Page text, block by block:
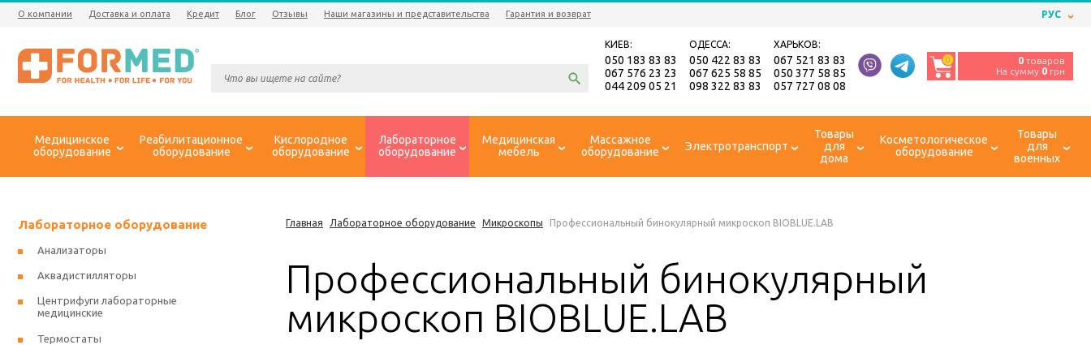
О компании Доставка и оплата Кредит Блог Отзывы Наши магазины и представительства Гарантия и возврат РУС
КИЕВ:
050 183 83 83
067 576 23 23
044 209 05 21
ОДЕССА:
050 422 83 83
067 625 58 85
098 322 83 83
ХАРЬКОВ:
067 521 83 83
050 377 58 85
057 727 08 08
0 0 товаров
На сумму 0 грн
Медицинское
оборудование
Реабилитационное
оборудование
Кислородное
оборудование
Лабораторное
оборудование
Медицинская
мебель
Массажное
оборудование
Электротранспорт
Товары
для
дома
Косметологическое
оборудование
Товары
для
военных
Главная Лабораторное оборудование Микроскопы Профессиональный бинокулярный микроскоп BIOBLUE.LAB
Профессиональный бинокулярный
микроскоп BIOBLUE.LAB
Лабораторное оборудование
Анализаторы
Аквадистилляторы
Центрифуги лабораторные
медицинские
Термостаты